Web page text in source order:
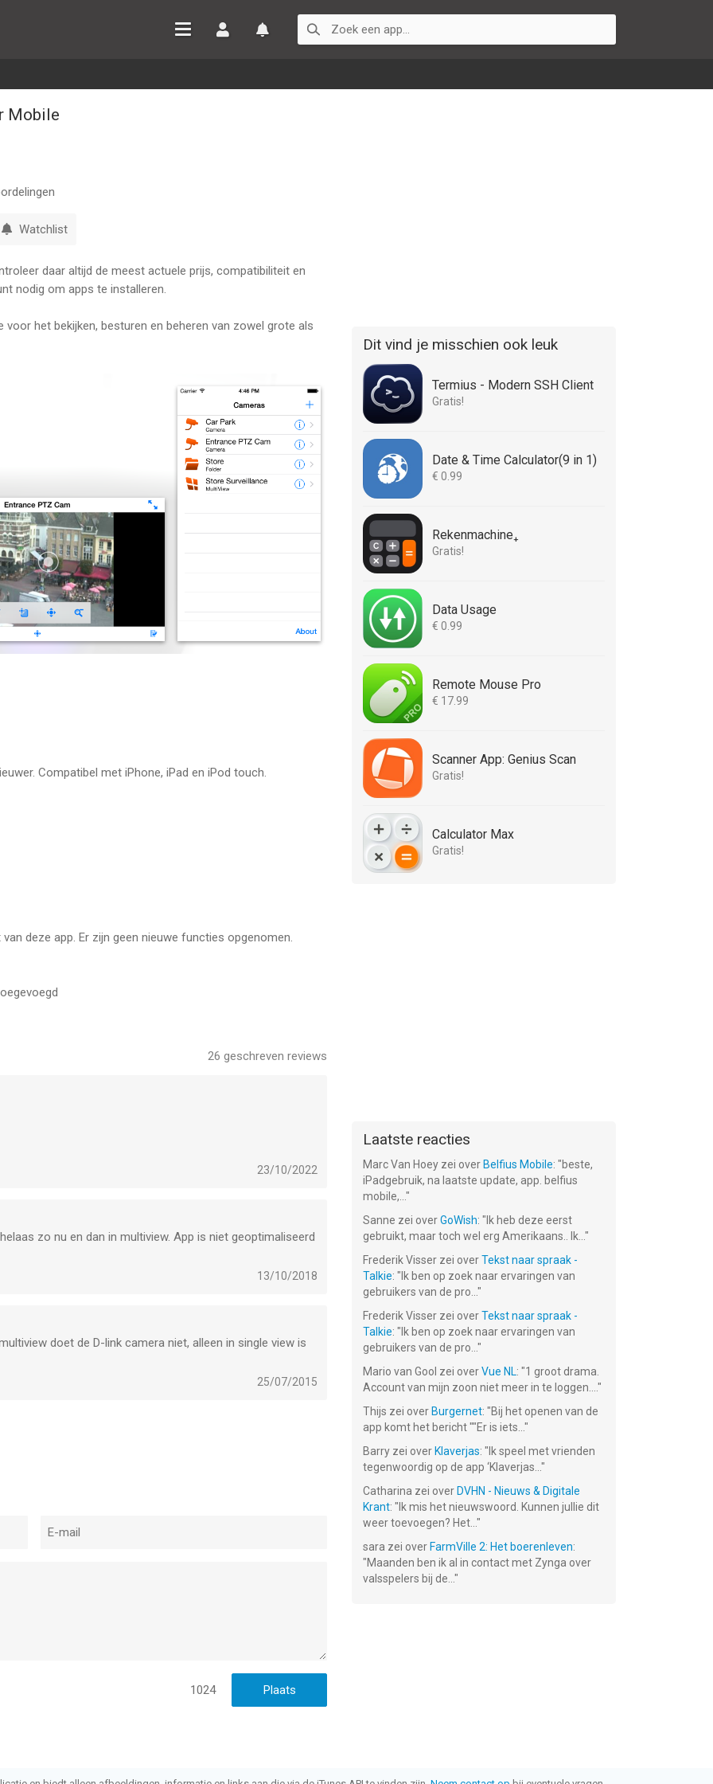
Mobile
Watchlist
daar altijd de meest actuele prijs, compatibiliteit en
nodig om apps te installeren.
het bekijken, besturen en beheren van zowel grote als
een groot aantal IP-camera's van waarvan u de
die onmisbaar is voor bewaking, procescontrole en
mappen
twee camera's. Wilt u meer camera's toevoegen, dan
volgende cameramerken*:
voor verschillende cameramodellen.
Compatibel met iPhone, iPad en iPod touch.
deze app. Er zijn geen nieuwe functies opgenomen.
26 geschreven reviews
23/10/2022
zo nu en dan in multiview. App is niet geoptimaliseerd
13/10/2018
doet de D-link camera niet, alleen in single view is
25/07/2015
1024
Dit vind je misschien ook leuk
Termius - Modern SSH Client
Gratis!
Date & Time Calculator(9 in 1)
€ 0.99
Rekenmachine₊
Gratis!
Data Usage
€ 0.99
Remote Mouse Pro
€ 17.99
Scanner App: Genius Scan
Gratis!
Calculator Max
Gratis!
Laatste reacties
Marc Van Hoey zei over Belfius Mobile: "beste,
iPadgebruik, na laatste update, app. belfius
mobile,... "
Sanne zei overGoWish: " Ik heb deze eerst
gebruikt, maar toch wel erg Amerikaans.. Ik... "
Frederik Visser zei overTekst naar spraak -
Talkie: " Ik ben op zoek naar ervaringen van
gebruikers van de pro... "
Frederik Visser zei overTekst naar spraak -
Talkie: " Ik ben op zoek naar ervaringen van
gebruikers van de pro... "
Mario van Gool zei overVue NL: "1 groot drama.
Account van mijn zoon niet meer in te loggen.... "
Thijs zei over Burgernet: "Bij het openen van de
app komt het bericht ""Er is iets... "
Barry zei over Klaverjas: " Ik speel met vrienden
tegenwoordig op de app ‘Klaverjas... "
Catharina zei over DVHN - Nieuws & Digitale
Krant: " Ik mis het nieuwswoord. Kunnen jullie dit
weer toevoegen? Het... "
sara zei over FarmVille 2: Het boerenleven:
"Maanden ben ik al in contact met Zynga over
valsspelers bij de... "